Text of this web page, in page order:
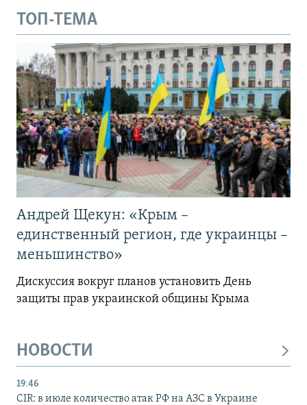
ТОП-ТЕМА
Андрей Щекун: «Крым –
единственный регион, где украинцы –
меньшинство»
Дискуссия вокруг планов установить День
защиты прав украинской общины Крыма
НОВОСТИ
19:46
CIR: в июле количество атак РФ на АЗС в Украине